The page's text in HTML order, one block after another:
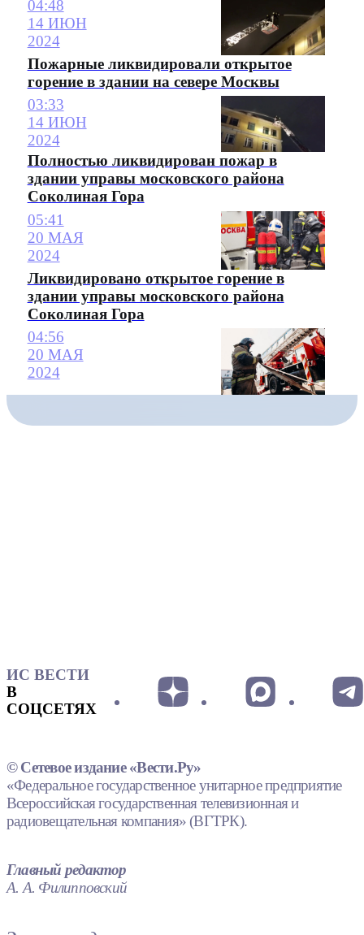
04:48
14 ИЮН
2024
Пожарные ликвидировали открытое
горение в здании на севере Москвы
03:33
14 ИЮН
2024
Полностью ликвидирован пожар в
здании управы московского района
Соколиная Гора
05:41
20 МАЯ
2024
Ликвидировано открытое горение в
здании управы московского района
Соколиная Гора
04:56
20 МАЯ
2024
ИС ВЕСТИ
В
СОЦСЕТЯХ
© Сетевое издание «Вести.Ру»
«Федеральное государственное унитарное предприятие
Всероссийская государственная телевизионная и
радиовещательная компания» (ВГТРК).
Главный редактор
А. А. Филипповский